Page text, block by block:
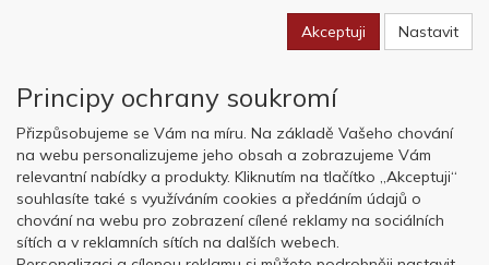
Copyright © OK AVIATION Base, s.r.o. 2022, powered byABRA E-
shop
Akceptuji Nastavit
Principy ochrany soukromí
Přizpůsobujeme se Vám na míru. Na základě Vašeho chování
na webu personalizujeme jeho obsah a zobrazujeme Vám
relevantní nabídky a produkty. Kliknutím na tlačítko „Akceptuji“
souhlasíte také s využíváním cookies a předáním údajů o
chování na webu pro zobrazení cílené reklamy na sociálních
sítích a v reklamních sítích na dalších webech.